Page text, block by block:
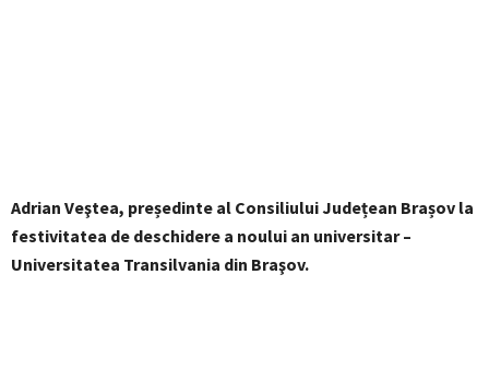
Adrian Veştea, președinte al Consiliului Județean Brașov la
festivitatea de deschidere a noului an universitar –
Universitatea Transilvania din Braşov.